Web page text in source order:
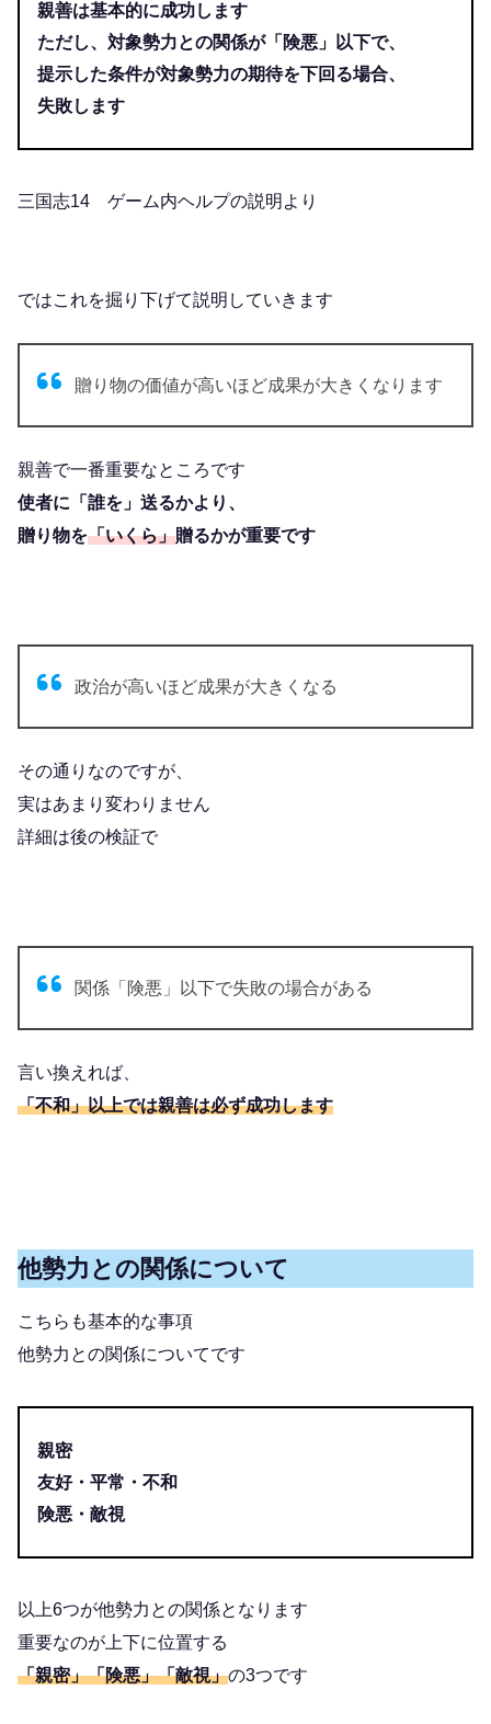
親善は基本的に成功します
ただし、対象勢力との関係が「険悪」以下で、
提示した条件が対象勢力の期待を下回る場合、
失敗します
三国志14 ゲーム内ヘルプの説明より
ではこれを掘り下げて説明していきます
贈り物の価値が高いほど成果が大きくなります
親善で一番重要なところです
使者に「誰を」送るかより、
贈り物を「いくら」贈るかが重要です
政治が高いほど成果が大きくなる
その通りなのですが、
実はあまり変わりません
詳細は後の検証で
関係「険悪」以下で失敗の場合がある
言い換えれば、
「不和」以上では親善は必ず成功します
他勢力との関係について
こちらも基本的な事項
他勢力との関係についてです
親密
友好・平常・不和
険悪・敵視
以上6つが他勢力との関係となります
重要なのが上下に位置する
「親密」「険悪」「敵視」の3つです